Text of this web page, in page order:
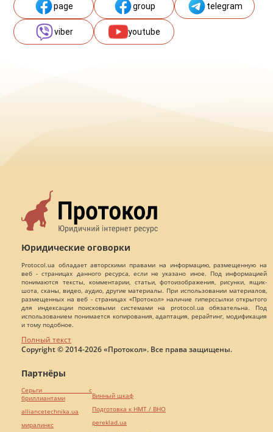
page group telegram
viber youtube
Юридические оговорки
Protocol.ua обладает авторскими правами на информацию, размещенную на
веб - страницах данного ресурса, если не указано иное. Под информацией
понимаются тексты, комментарии, статьи, фотоизображения, рисунки, ящик-
шота, сканы, видео, аудио, другие материалы. При использовании материалов,
размещенных на веб - страницах «Протокол» наличие гиперссылки открытого
для индексации поисковыми системами на protocol.ua обязательна. Под
использованием понимается копирования, адаптация, рерайтинг, модификация
и тому подобное.
Полный текст
Copyright © 2014-2026 «Протокол». Все права защищены.
Партнёры
Серьги с
бриллиантами
alliancetechnika.ua
миралинкс
Винный шкаф
Подготовка к НМТ / ВНО
pereklad.ua